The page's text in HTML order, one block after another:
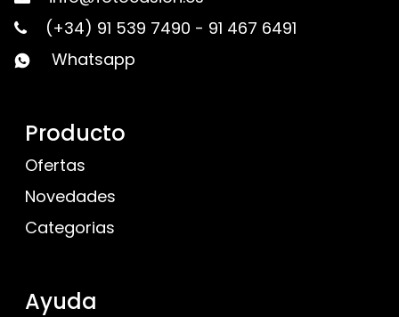
(+34) 91 539 7490 - 91 467 6491
Whatsapp
Producto
Ofertas
Novedades
Categorias
Ayuda